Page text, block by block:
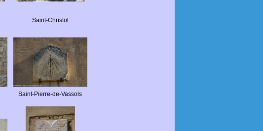
Saint-Christol
Saint-Pierre-de-Vassols